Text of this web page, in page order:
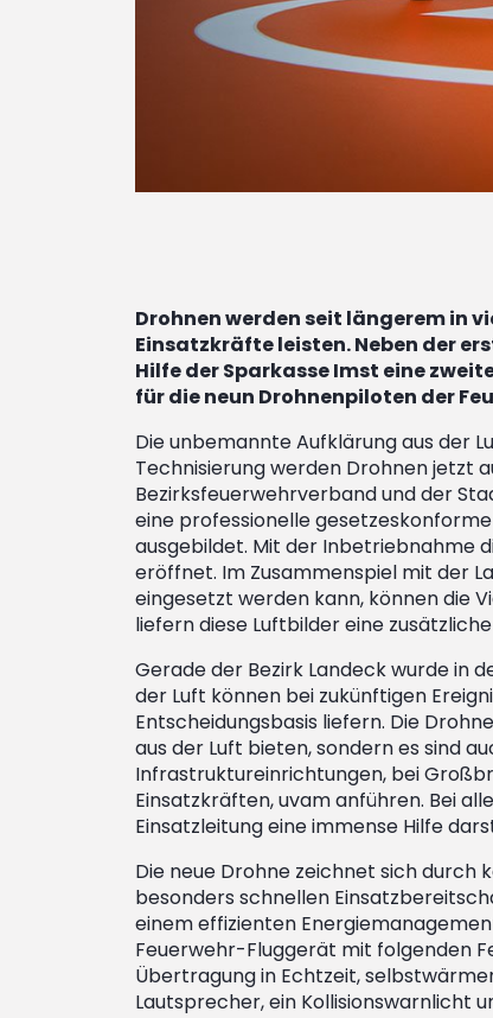
Drohnen werden seit längerem in
Einsatzkräfte leisten. Neben der
Hilfe der Sparkasse Imst eine
für die neun Drohnenpiloten der
Die unbemannte Aufklärung aus der
Technisierung werden Drohnen jetzt
Bezirksfeuerwehrverband und der
eine professionelle
ausgebildet. Mit der Inbetriebnahme
eröffnet. Im Zusammenspiel mit der
eingesetzt werden kann, können die
liefern diese Luftbilder eine
Gerade der Bezirk Landeck wurde in
der Luft können bei zukünftigen
Entscheidungsbasis liefern. Die
aus der Luft bieten, sondern es sind
Infrastruktureinrichtungen, bei
Einsatzkräften, uvam anführen. Bei
Einsatzleitung eine immense Hilfe
Die neue Drohne zeichnet sich
besonders schnellen
einem effizienten
Feuerwehr-Fluggerät mit folgenden
Übertragung in Echtzeit,
Lautsprecher, ein Kollisionswarnlicht